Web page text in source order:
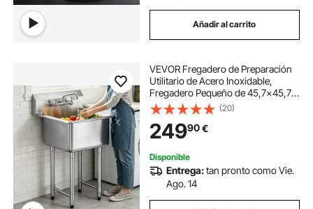
Añadir al carrito
VEVOR Fregadero de Preparación
Utilitario de Acero Inoxidable,
Fregadero Pequeño de 45,7x45,7
cm 1 Cuenco con Grifo y Patas,
Fregadero Comercial para Garaje,
Restaurante, Cocina, Lavadero
(20)
24990€
Disponible
Entrega:tan pronto como Vie.
Ago. 14